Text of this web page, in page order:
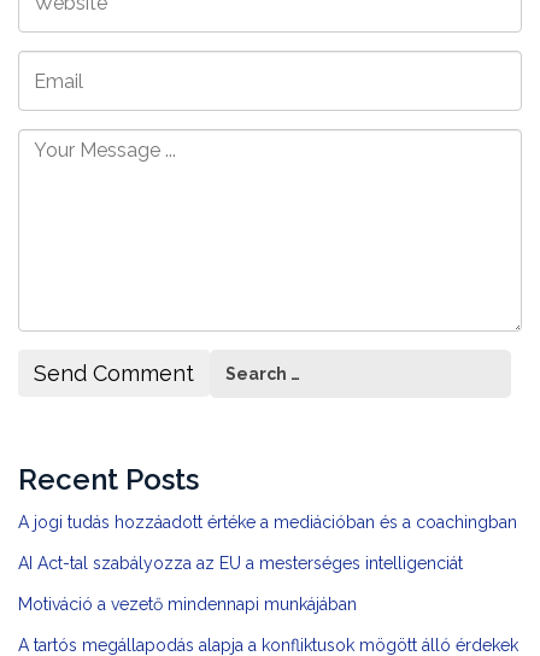
Recent Posts
A jogi tudás hozzáadott értéke a mediációban és a coachingban
AI Act-tal szabályozza az EU a mesterséges intelligenciát
Motiváció a vezető mindennapi munkájában
A tartós megállapodás alapja a konfliktusok mögött álló érdekek